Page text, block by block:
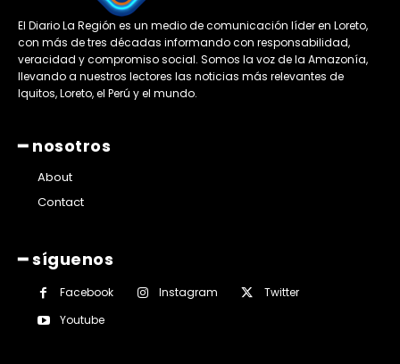
El Diario La Región es un medio de comunicación líder en Loreto,
con más de tres décadas informando con responsabilidad,
veracidad y compromiso social. Somos la voz de la Amazonía,
llevando a nuestros lectores las noticias más relevantes de
Iquitos, Loreto, el Perú y el mundo.
━ nosotros
About
Contact
━ síguenos
Facebook Instagram
Twitter
Youtube